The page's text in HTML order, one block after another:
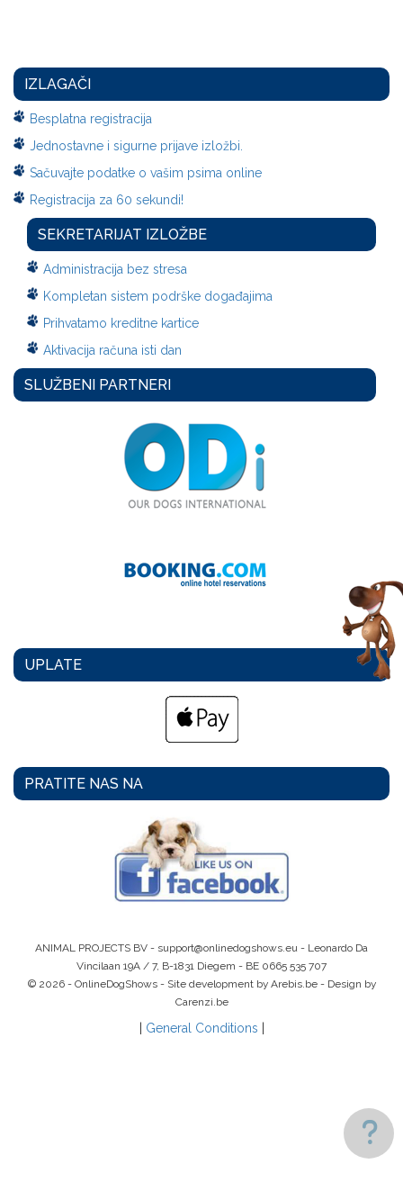
IZLAGAČI
Besplatna registracija
Jednostavne i sigurne prijave izložbi.
Sačuvajte podatke o vašim psima online
Registracija za 60 sekundi!
SEKRETARIJAT IZLOŽBE
Administracija bez stresa
Kompletan sistem podrške događajima
Prihvatamo kreditne kartice
Aktivacija računa isti dan
SLUŽBENI PARTNERI
UPLATE
PRATITE NAS NA
ANIMAL PROJECTS BV - support@onlinedogshows.eu - Leonardo Da
Vincilaan 19A / 7, B-1831 Diegem - BE 0665 535 707
© 2026 - OnlineDogShows - Site development by Arebis.be - Design by
Carenzi.be
General Conditions